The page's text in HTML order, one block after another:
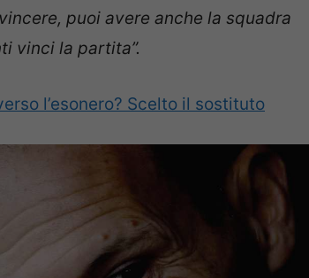
puoi avere anche la squadra
vinci la partita”.
l’esonero? Scelto il sostituto